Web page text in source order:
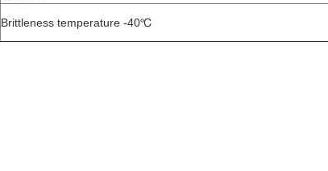
Brittleness temperature -40℃